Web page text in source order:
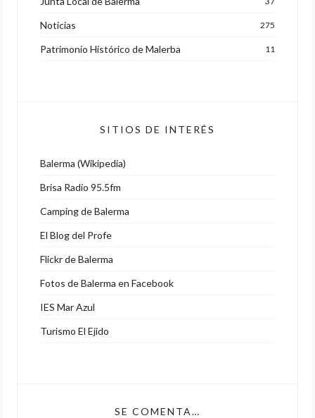
Noticias 275
Patrimonio Histórico de Malerba 11
SITIOS DE INTERÉS
Balerma (Wikipedia)
Brisa Radio 95.5fm
Camping de Balerma
El Blog del Profe
Flickr de Balerma
Fotos de Balerma en Facebook
IES Mar Azul
Turismo El Ejido
SE COMENTA…